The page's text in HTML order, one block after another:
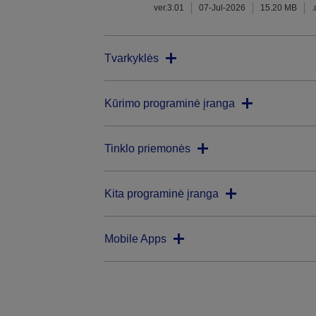
ver.3.01 07-Jul-2026 15.20 MB
Tvarkyklės
Kūrimo programinė įranga
Tinklo priemonės
Kita programinė įranga
Mobile Apps